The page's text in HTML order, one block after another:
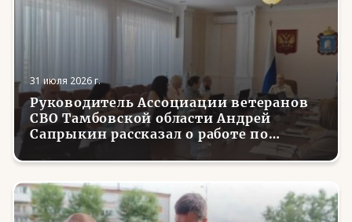
31 июля 2026 г.
Руководитель Ассоциации ветеранов
СВО Тамбовской области Андрей
Сапрыкин рассказал о работе по
трудоустройству вернувшихся с
фронта боевых товарищей